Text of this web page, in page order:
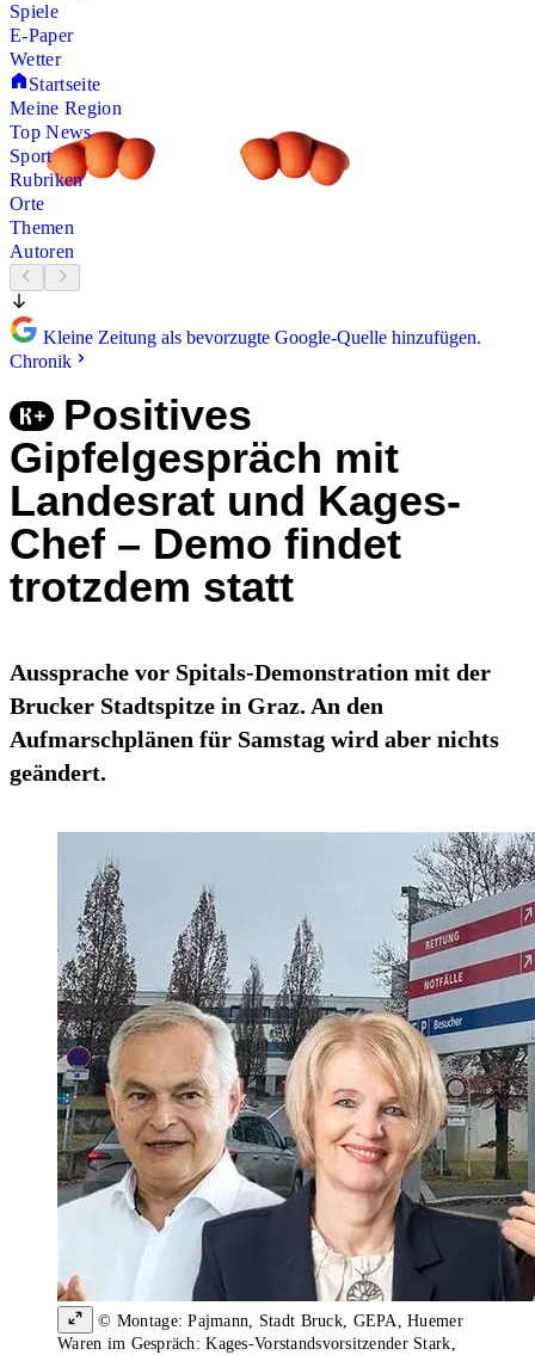
Spiele
E-Paper
Wetter
Startseite
Meine Region
Top News
Sport
Rubriken
Orte
Themen
Autoren
Kleine Zeitung als bevorzugte Google-Quelle hinzufügen.
Chronik
Positives
Gipfelgespräch mit
Landesrat und Kages-
Chef – Demo findet
trotzdem statt
Aussprache vor Spitals-Demonstration mit der
Brucker Stadtspitze in Graz. An den
Aufmarschplänen für Samstag wird aber nichts
geändert.
© Montage: Pajmann, Stadt Bruck, GEPA, Huemer
Waren im Gespräch: Kages-Vorstandsvorsitzender Stark,